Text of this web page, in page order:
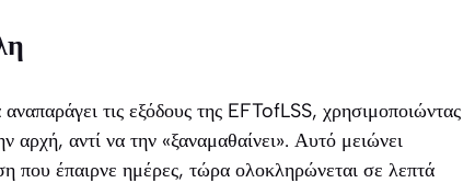
τις εξόδους της EFTofLSS, χρησιμοποιώντας
αντί να την «ξαναμαθαίνει». Αυτό μειώνει
που έπαιρνε ημέρες, τώρα ολοκληρώνεται σε λεπτά